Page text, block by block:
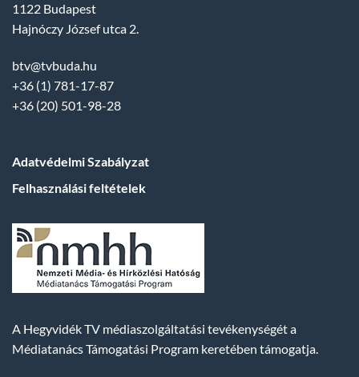
1122 Budapest
Hajnóczy József utca 2.
btv@tvbuda.hu
+36 (1) 781-17-87
+36 (20) 501-98-28
Adatvédelmi Szabályzat
Felhasználási feltételek
A Hegyvidék TV médiaszolgáltatási tevékenységét a
Médiatanács Támogatási Program keretében támogatja.